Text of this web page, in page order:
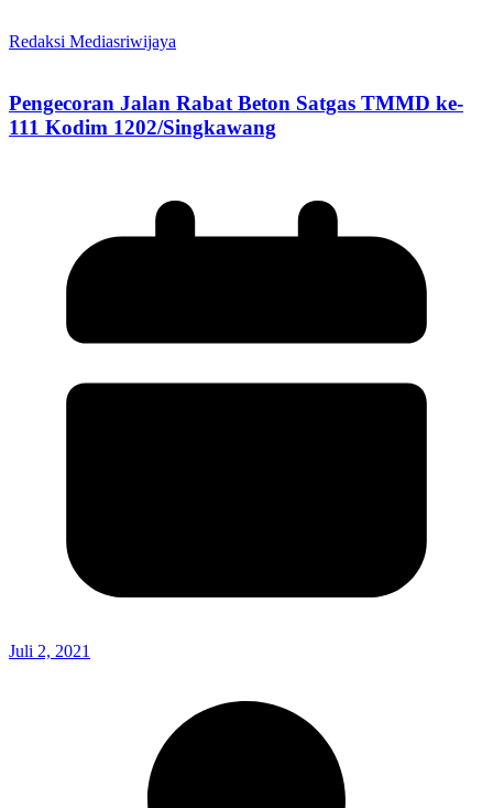
Redaksi Mediasriwijaya
Pengecoran Jalan Rabat Beton Satgas TMMD ke-
111 Kodim 1202/Singkawang
Juli 2, 2021